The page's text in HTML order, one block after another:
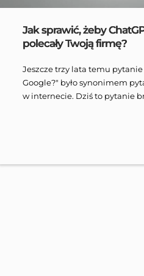
Jak sprawić, żeby
polecały Twoją firmę?
Jeszcze trzy lata temu pytanie
Google?" było synonimem
w internecie. Dziś to pytanie